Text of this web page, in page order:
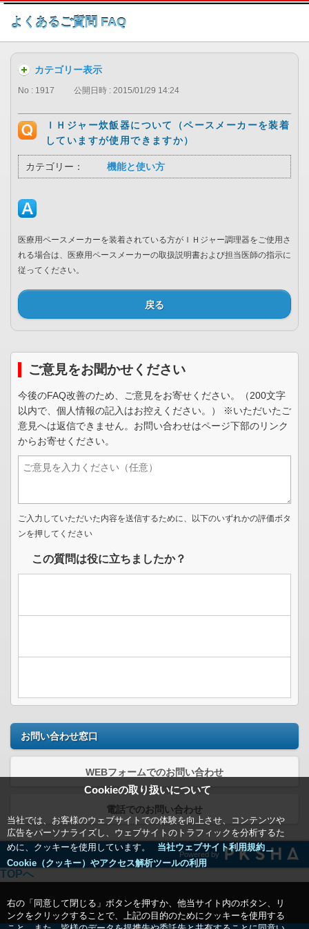
このページの本文へ
よくあるご質問 FAQ
Cookieの取り扱いについて
当社では、お客様のウェブサイトでの体験を向上させ、コンテンツや
広告をパーソナライズし、ウェブサイトのトラフィックを分析するた
めに、クッキーを使用しています。
当社ウェブサイト利用規約＿
Cookie（クッキー）やアクセス解析ツールの利用
右の「同意して閉じる」ボタンを押すか、他当サイト内のボタン、リ
ンクをクリックすることで、上記の目的のためにクッキーを使用する
カテゴリー表示
No : 1917 公開日時 : 2015/01/29 14:24
ＩＨジャー炊飯器について（ペースメーカーを装着
していますが使用できますか）
カテゴリー： 機能と使い方
医療用ペースメーカーを装着されている方がＩＨジャー調理器をご使用さ
れる場合は、医療用ペースメーカーの取扱説明書および担当医師の指示に
従ってください。
戻る
ご意見をお聞かせください
今後のFAQ改善のため、ご意見をお寄せください。（200文字
以内で、個人情報の記入はお控えください。） ※いただいたご
意見へは返信できません。お問い合わせはページ下部のリンク
からお寄せください。
ご入力していただいた内容を送信するために、以下のいずれかの評価ボタ
ンを押してください
この質問は役に立ちましたか？
お問い合わせ窓口
WEBフォームでのお問い合わせ
電話でのお問い合わせ
Powered by
TOPへ